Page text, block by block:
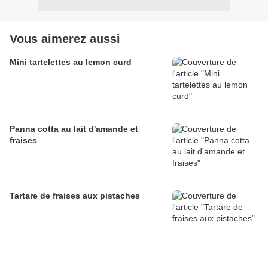
Vous aimerez aussi
Mini tartelettes au lemon curd
Panna cotta au lait d'amande et
fraises
Tartare de fraises aux pistaches